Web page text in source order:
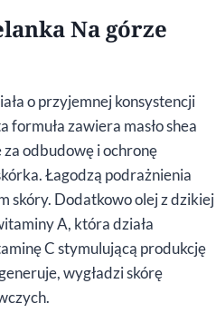
Na górze
o przyjemnej konsystencji
formuła zawiera masło shea
odbudowę i ochronę
Łagodzą podrażnienia
skóry. Dodatkowo olej z dzikiej
A, która działa
C stymulującą produkcję
wygładzi skórę